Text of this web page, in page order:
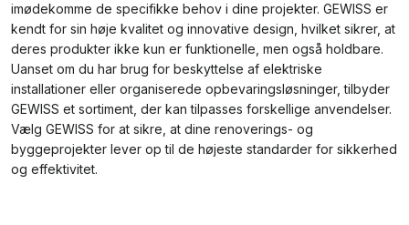
imødekomme de specifikke behov i dine projekter. GEWISS er
kendt for sin høje kvalitet og innovative design, hvilket sikrer, at
deres produkter ikke kun er funktionelle, men også holdbare.
Uanset om du har brug for beskyttelse af elektriske
installationer eller organiserede opbevaringsløsninger, tilbyder
GEWISS et sortiment, der kan tilpasses forskellige anvendelser.
Vælg GEWISS for at sikre, at dine renoverings- og
byggeprojekter lever op til de højeste standarder for sikkerhed
og effektivitet.